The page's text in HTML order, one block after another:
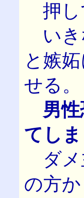
押し
いき
と嫉
せる。
男
てし
ダメ
の方か